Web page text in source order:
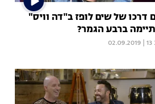
דרכו של שים לופז ב"דה וויס"
ברבע הגמר?
02.09.2019